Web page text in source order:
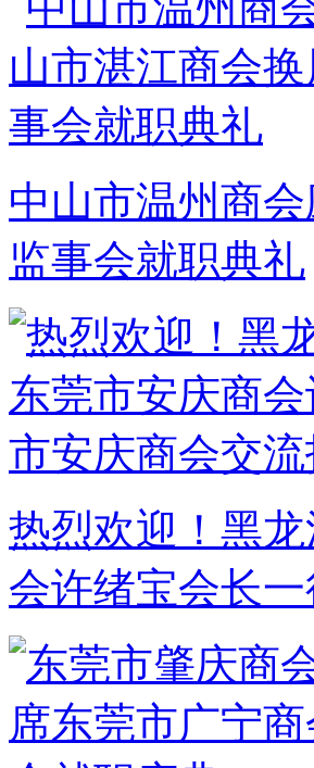
中山市温州商
监事会就职典礼
热烈欢迎！黑
会许绪宝会长